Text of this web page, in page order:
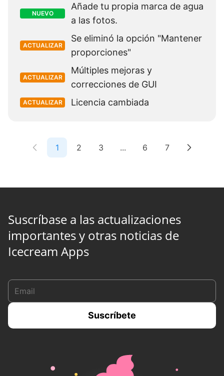
NUEVO
Añade tu propia marca de agua
a las fotos.
ACTUALIZAR
Se eliminó la opción "Mantener
proporciones"
ACTUALIZAR
Múltiples mejoras y
correcciones de GUI
ACTUALIZAR Licencia cambiada
1 2 3 ... 6 7
Suscríbase a las actualizaciones
importantes y otras noticias de
Icecream Apps